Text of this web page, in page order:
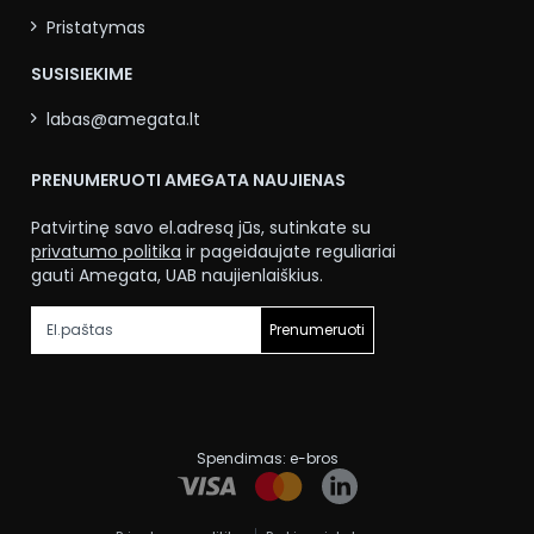
Pristatymas
SUSISIEKIME
labas@amegata.lt
PRENUMERUOTI AMEGATA NAUJIENAS
Patvirtinę savo el.adresą jūs, sutinkate su
privatumo politika ir pageidaujate reguliariai
gauti Amegata, UAB naujienlaiškius.
Prenumeruoti
Spendimas: e-bros